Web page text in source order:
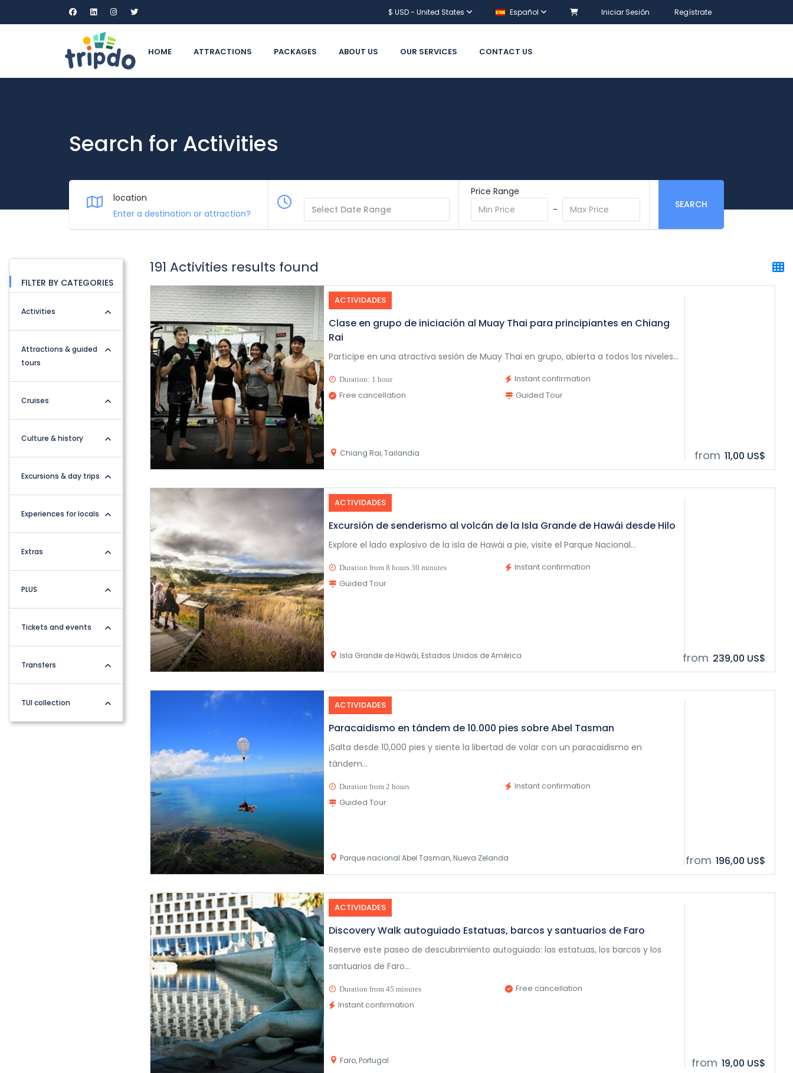
$ USD - United States Español Iniciar Sesión Regístrate
HOME ATTRACTIONS PACKAGES ABOUT US OUR SERVICES CONTACT US
Search for Activities
location
Price Range
-
SEARCH
FILTER BY CATEGORIES
Activities
Attractions & guided
tours
Cruises
Culture & history
Excursions & day trips
Experiences for locals
Extras
PLUS
Tickets and events
Transfers
TUI collection
191 Activities results found
ACTIVIDADES
Clase en grupo de iniciación al Muay Thai para principiantes en Chiang
Rai
Participe en una atractiva sesión de Muay Thai en grupo, abierta a todos los niveles...
Duration: 1 hour
Instant confirmation
Free cancellation
Guided Tour
Chiang Rai, Tailandia from 11,00 US$
ACTIVIDADES
Excursión de senderismo al volcán de la Isla Grande de Hawái desde Hilo
Explore el lado explosivo de la isla de Hawái a pie, visite el Parque Nacional...
Duration from 8 hours 30 minutes
Instant confirmation
Guided Tour
Isla Grande de Hawái, Estados Unidos de América from 239,00 US$
ACTIVIDADES
Paracaidismo en tándem de 10.000 pies sobre Abel Tasman
¡Salta desde 10,000 pies y siente la libertad de volar con un paracaidismo en
tándem...
Duration from 2 hours
Instant confirmation
Guided Tour
Parque nacional Abel Tasman, Nueva Zelanda from 196,00 US$
ACTIVIDADES
Discovery Walk autoguiado Estatuas, barcos y santuarios de Faro
Reserve este paseo de descubrimiento autoguiado: las estatuas, los barcos y los
santuarios de Faro...
Duration from 45 minutes
Free cancellation
Instant confirmation
Faro, Portugal from 19,00 US$